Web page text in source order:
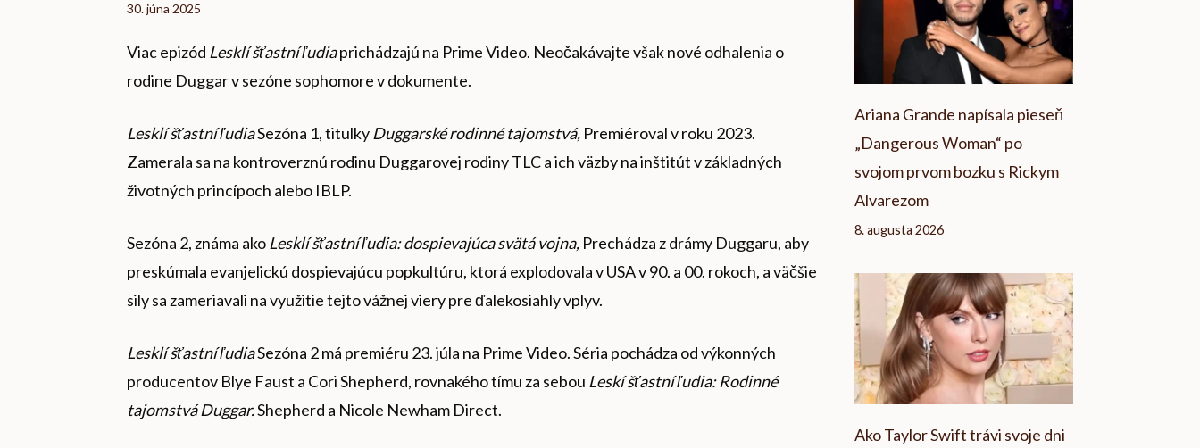
30. júna 2025
Viac epizód Lesklí šťastní ľudiaprichádzajú na Prime Video. Neočakávajte však nové odhalenia o
rodine Duggar v sezóne sophomore v dokumente.
Lesklí šťastní ľudiaSezóna 1, titulky Duggarské rodinné tajomstvá, Premiéroval v roku 2023.
Zamerala sa na kontroverznú rodinu Duggarovej rodiny TLC a ich väzby na inštitút v základných
životných princípoch alebo IBLP.
Sezóna 2, známa ako Lesklí šťastní ľudia: dospievajúca svätá vojna, Prechádza z drámy Duggaru, aby
preskúmala evanjelickú dospievajúcu popkultúru, ktorá explodovala v USA v 90. a 00. rokoch, a väčšie
sily sa zameriavali na využitie tejto vážnej viery pre ďalekosiahly vplyv.
Lesklí šťastní ľudiaSezóna 2 má premiéru 23. júla na Prime Video. Séria pochádza od výkonných
producentov Blye Faust a Cori Shepherd, rovnakého tímu za sebou Leskí šťastní ľudia: Rodinné
tajomstvá Duggar.Shepherd a Nicole Newham Direct.
Ariana Grande napísala pieseň
„Dangerous Woman“ po
svojom prvom bozku s Rickym
Alvarezom
8. augusta 2026
Ako Taylor Swift trávi svoje dni